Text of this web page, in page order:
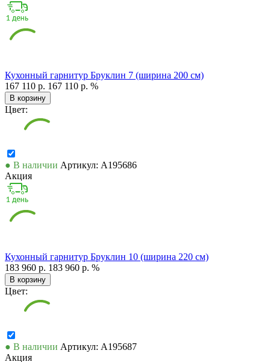
Кухонный гарнитур Бруклин 7 (ширина 200 см)
167 110 р. 167 110 р. %
В корзину
Цвет:
● В наличии Артикул: А195686
Акция
Кухонный гарнитур Бруклин 10 (ширина 220 см)
183 960 р. 183 960 р. %
В корзину
Цвет:
● В наличии Артикул: А195687
Акция